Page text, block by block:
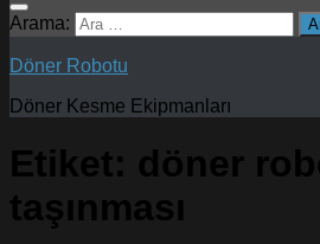
Arama:
Döner Robotu
Döner Kesme Ekipmanları
Etiket: döner
taşınması